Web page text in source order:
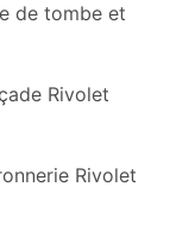
de tombe et
Rivolet
Rivolet